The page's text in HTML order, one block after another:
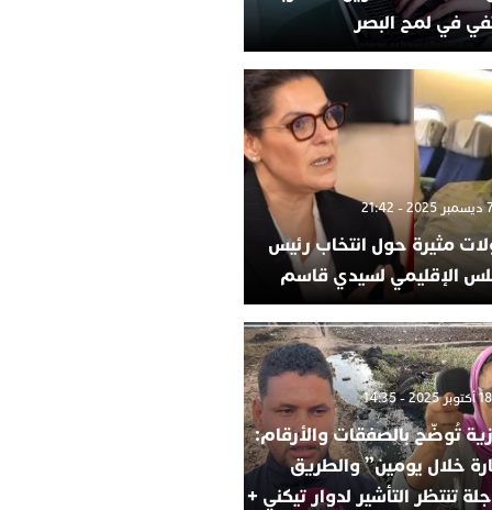
في لمح البصر
مثيرة حول انتخاب رئيس
الإقليمي لسيدي قاسم
تُوضّح بالصفقات والأرقام:
خلال يومين” والطريق
تنتظر التأشير لدوار تيكني +